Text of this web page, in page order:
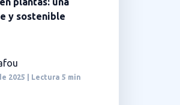
y sostenible
2025 | Lectura 5 min